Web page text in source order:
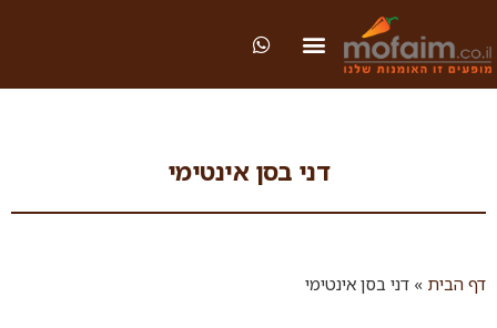
דני בסן אינטימי
דף הבית » דני בסן אינטימי